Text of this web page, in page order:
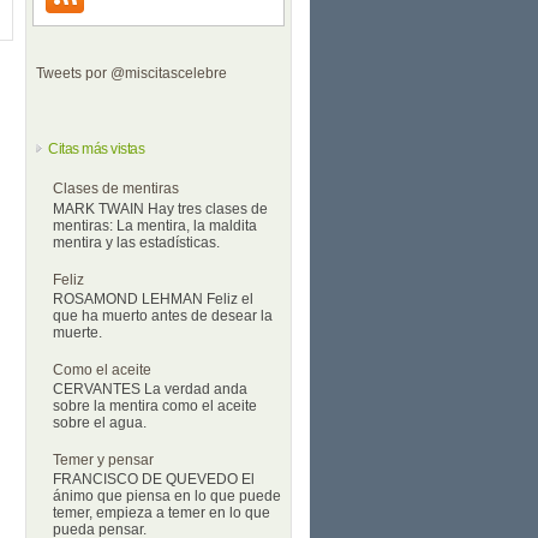
Tweets por @miscitascelebre
Citas más vistas
Clases de mentiras
MARK TWAIN Hay tres clases de
mentiras: La mentira, la maldita
mentira y las estadísticas.
Feliz
ROSAMOND LEHMAN Feliz el
que ha muerto antes de desear la
muerte.
Como el aceite
CERVANTES La verdad anda
sobre la mentira como el aceite
sobre el agua.
Temer y pensar
FRANCISCO DE QUEVEDO El
ánimo que piensa en lo que puede
temer, empieza a temer en lo que
pueda pensar.